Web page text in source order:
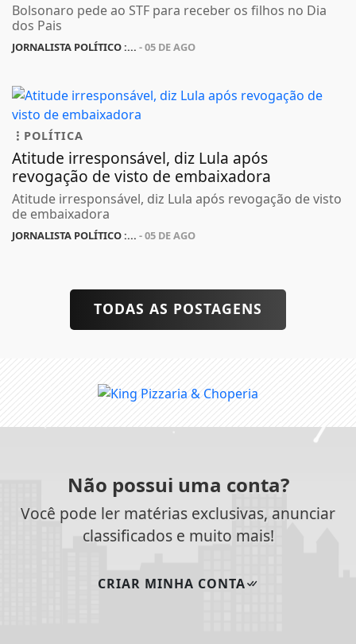
Bolsonaro pede ao STF para receber os filhos no Dia
dos Pais
JORNALISTA POLÍTICO :... - 05 DE AGO
POLÍTICA
Atitude irresponsável, diz Lula após
revogação de visto de embaixadora
Atitude irresponsável, diz Lula após revogação de visto
de embaixadora
JORNALISTA POLÍTICO :... - 05 DE AGO
TODAS AS POSTAGENS
Não possui uma conta?
Você pode ler matérias exclusivas, anunciar
classificados e muito mais!
CRIAR MINHA CONTA